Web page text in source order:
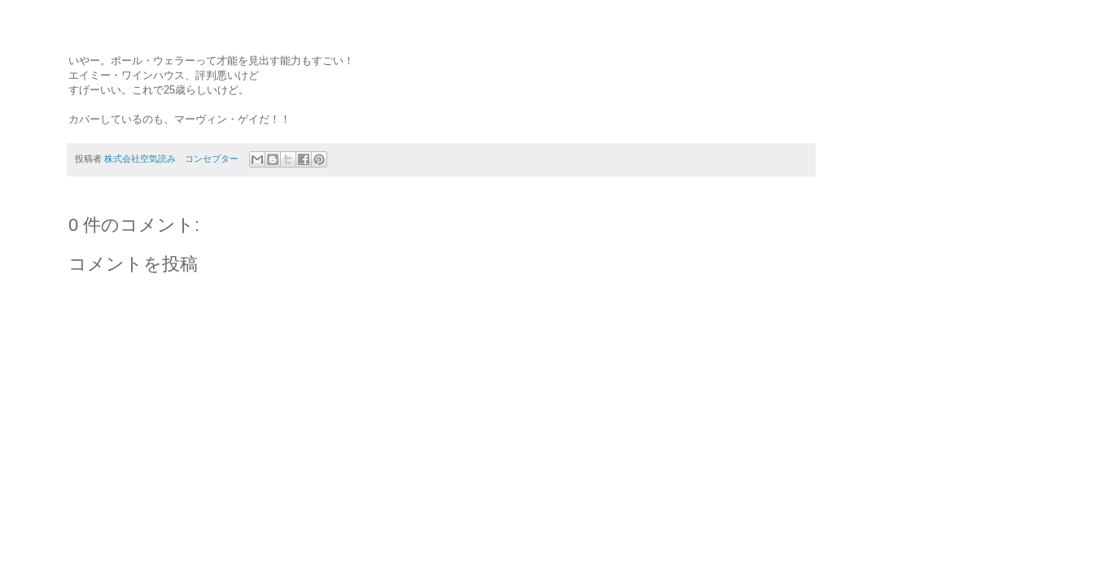
いやー。ポール・ウェラーって才能を見出す能力もすごい！
エイミー・ワインハウス、評判悪いけど
すげーいい。これで25歳らしいけど。
カバーしているのも、マーヴィン・ゲイだ！！
投稿者 株式会社空気読み コンセプター
0 件のコメント:
コメントを投稿